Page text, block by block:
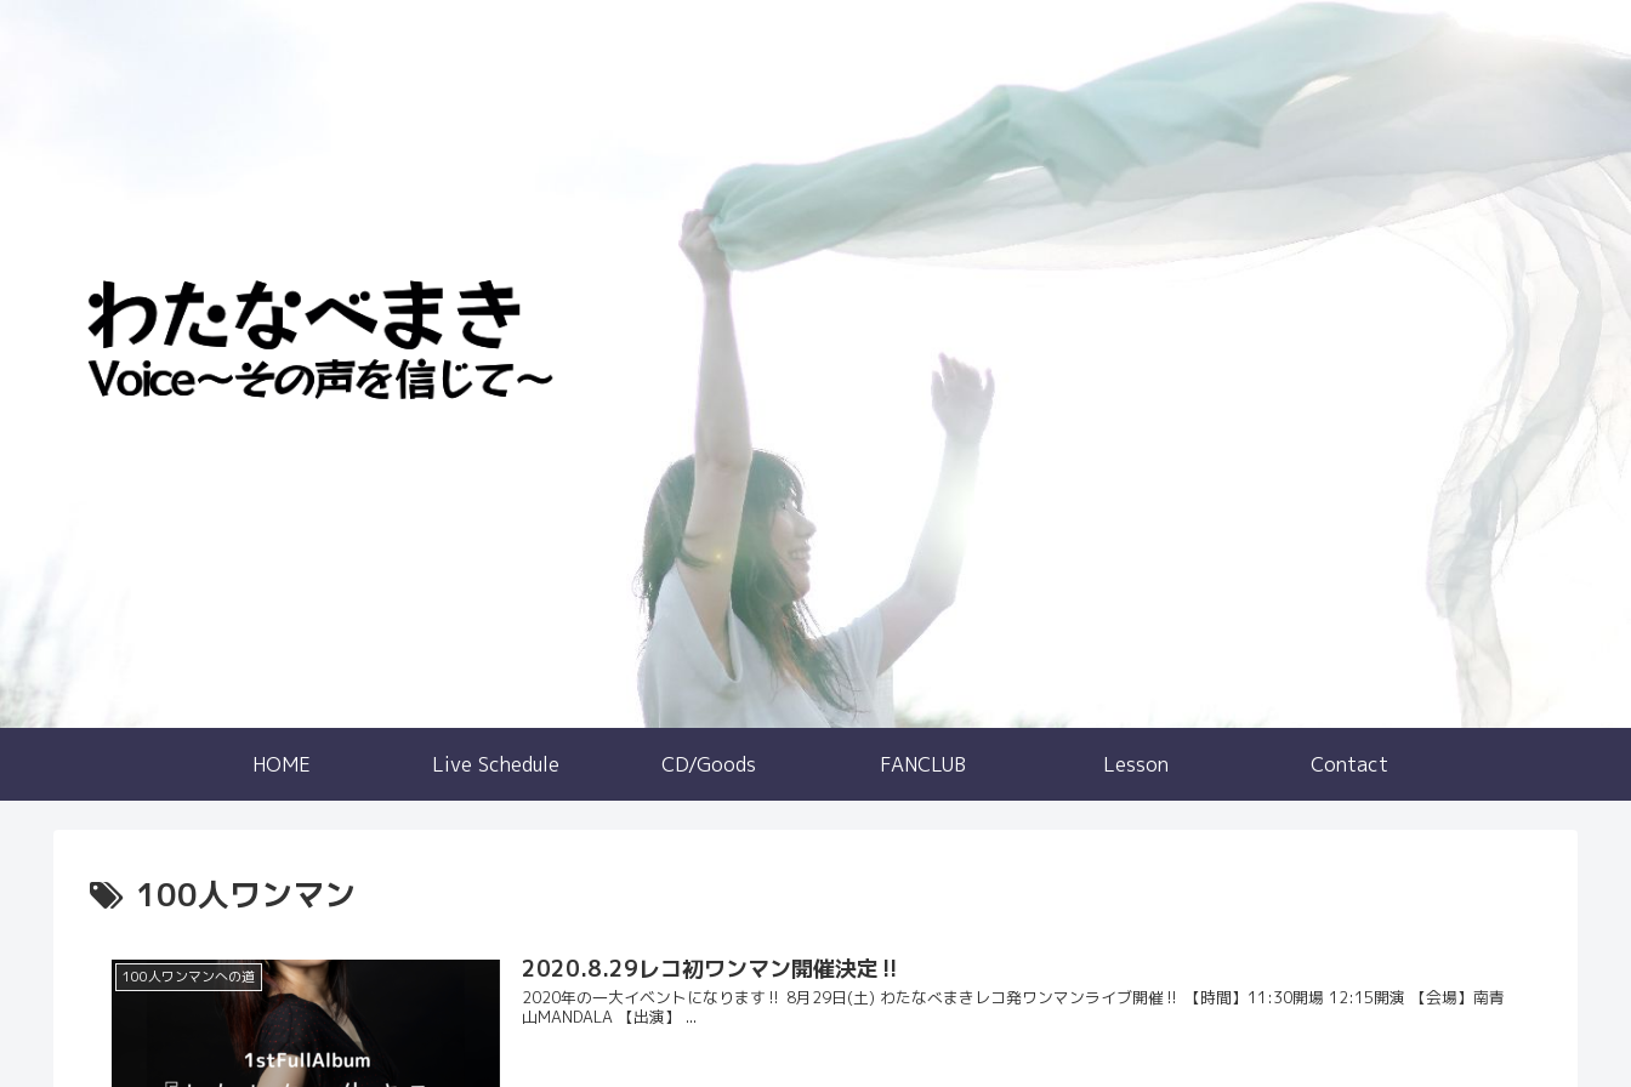
HOME Live Schedule CD/Goods FANCLUB Lesson Contact
100人ワンマン
100人ワンマンへの道 2020.8.29レコ初ワンマン開催決定‼️
2020年の一大イベントになります‼️ 8月29日(土) わたなべまきレコ発ワンマンライブ開催‼ 【時間】11:30開場 12:15開演 【会場】南青
山MANDALA 【出演】 ...